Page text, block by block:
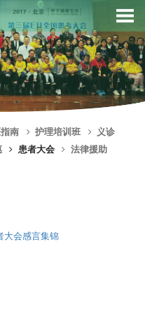
南 护理培训班
义诊
患者大会 法律援助
大会感言集锦